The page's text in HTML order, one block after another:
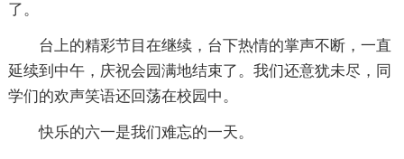
了。
台上的精彩节目在继续，台下热情的掌声不断，一直
延续到中午，庆祝会园满地结束了。我们还意犹未尽，同
学们的欢声笑语还回荡在校园中。
快乐的六一是我们难忘的一天。